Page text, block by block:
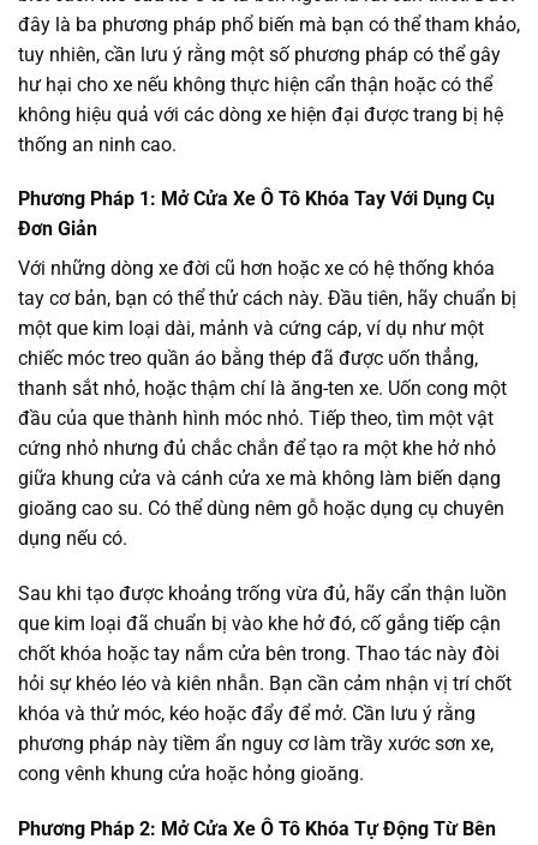
đây là ba phương pháp phổ biến mà bạn có thể tham khảo,
tuy nhiên, cần lưu ý rằng một số phương pháp có thể gây
hư hại cho xe nếu không thực hiện cẩn thận hoặc có thể
không hiệu quả với các dòng xe hiện đại được trang bị hệ
thống an ninh cao.
Phương Pháp 1: Mở Cửa Xe Ô Tô Khóa Tay Với Dụng Cụ
Đơn Giản
Với những dòng xe đời cũ hơn hoặc xe có hệ thống khóa
tay cơ bản, bạn có thể thử cách này. Đầu tiên, hãy chuẩn bị
một que kim loại dài, mảnh và cứng cáp, ví dụ như một
chiếc móc treo quần áo bằng thép đã được uốn thẳng,
thanh sắt nhỏ, hoặc thậm chí là ăng-ten xe. Uốn cong một
đầu của que thành hình móc nhỏ. Tiếp theo, tìm một vật
cứng nhỏ nhưng đủ chắc chắn để tạo ra một khe hở nhỏ
giữa khung cửa và cánh cửa xe mà không làm biến dạng
gioăng cao su. Có thể dùng nêm gỗ hoặc dụng cụ chuyên
dụng nếu có.
Sau khi tạo được khoảng trống vừa đủ, hãy cẩn thận luồn
que kim loại đã chuẩn bị vào khe hở đó, cố gắng tiếp cận
chốt khóa hoặc tay nắm cửa bên trong. Thao tác này đòi
hỏi sự khéo léo và kiên nhẫn. Bạn cần cảm nhận vị trí chốt
khóa và thử móc, kéo hoặc đẩy để mở. Cần lưu ý rằng
phương pháp này tiềm ẩn nguy cơ làm trầy xước sơn xe,
cong vênh khung cửa hoặc hỏng gioăng.
Phương Pháp 2: Mở Cửa Xe Ô Tô Khóa Tự Động Từ Bên